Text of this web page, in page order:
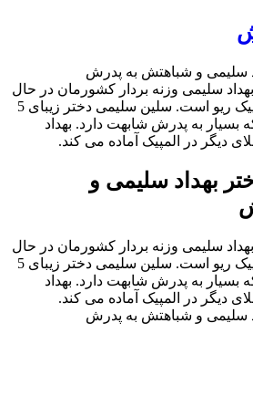
سلیمی و شباهتش به پدرش
سلیمی وزنه بردار کشورمان در حال
آماده کردن خود برای المپیک ریو است. سلین سلیمی دختر زیبای 5
بسیار به پدرش شابهت دارد. بهداد
دیگر در المپیک آماده می کند.
بهداد سلیمی و
سلیمی وزنه بردار کشورمان در حال
آماده کردن خود برای المپیک ریو است. سلین سلیمی دختر زیبای 5
بسیار به پدرش شابهت دارد. بهداد
دیگر در المپیک آماده می کند.
سلیمی و شباهتش به پدرش